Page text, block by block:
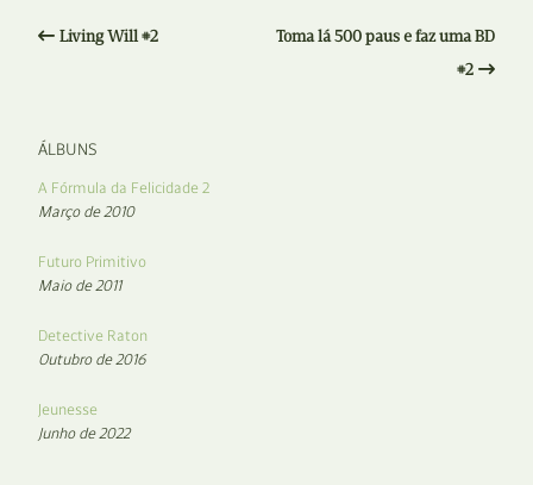
Living Will #2
Toma lá 500 paus e faz uma BD
#2
ÁLBUNS
A Fórmula da Felicidade 2
Março de 2010
Futuro Primitivo
Maio de 2011
Detective Raton
Outubro de 2016
Jeunesse
Junho de 2022